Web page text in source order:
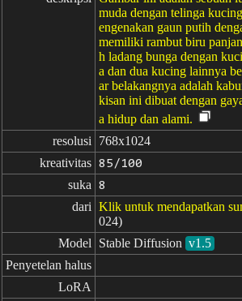
muda dengan telinga
engenakan gaun putih
memiliki rambut biru
h ladang bunga dengan
a dan dua kucing lainnya
ar belakangnya adalah
kisan ini dibuat dengan
a hidup dan alami.
resolusi
768x1024
kreativitas 85/100
suka 8
dari Klik untuk mendapatkan
024)
Model
Stable Diffusion v1.5
Penyetelan halus
LoRA